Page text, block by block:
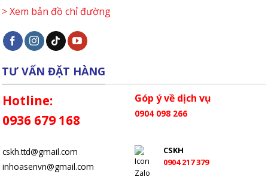
> Xem bản đồ chỉ đường
TƯ VẤN ĐẶT HÀNG
Hotline:
0936 679 168
Góp ý về dịch vụ
0904 098 266
cskh.ttd@gmail.com
inhoasenvn@gmail.com
CSKH
0904 217 379